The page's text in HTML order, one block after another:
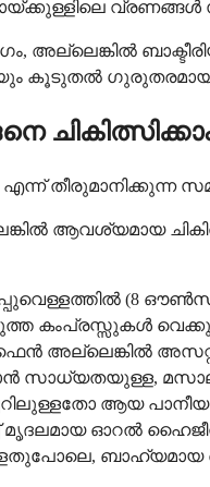
ഗുരുതരമായ
ആവശ്യമായ
(8
തണുത്ത കംപ്രസ്സുകൾ
അല്ലെങ്കിൽ
സാധ്യതയുള്ള,
ആയ
ഓറൽ ഹൈജീൻ